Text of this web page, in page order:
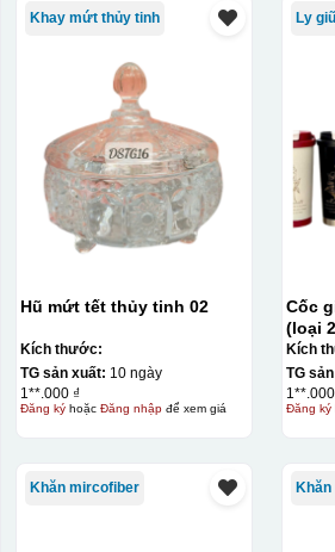
Khay mứt thủy tinh
Hũ mứt tết thủy tinh 02
Kích thước:
TG sản xuất: 10 ngày
1**.000 ₫
Đăng kýhoặc Đăng nhậpđể xem giá
Ly
Cốc
(loại
Kích
TG
Đăng ký
Khăn mircofiber